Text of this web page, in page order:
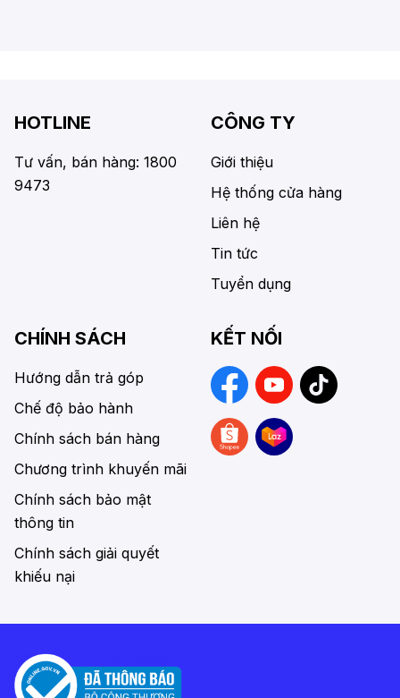
HOTLINE
Tư vấn, bán hàng: 1800
9473
CÔNG TY
Giới thiệu
Hệ thống cửa hàng
Liên hệ
Tin tức
Tuyển dụng
CHÍNH SÁCH
Hướng dẫn trả góp
Chế độ bảo hành
Chính sách bán hàng
Chương trình khuyến mãi
Chính sách bảo mật
thông tin
Chính sách giải quyết
khiếu nại
KẾT NỐI